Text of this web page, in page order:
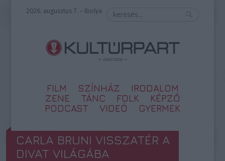
2026. augusztus 7. – Ibolya
FILM SZÍNHÁZ
IRODALOM
ZENE
TÁNC FOLK
KÉPZŐ
PODCAST
VIDEÓ GYERMEK
CARLA BRUNI VISSZATÉR A
DIVAT VILÁGÁBA